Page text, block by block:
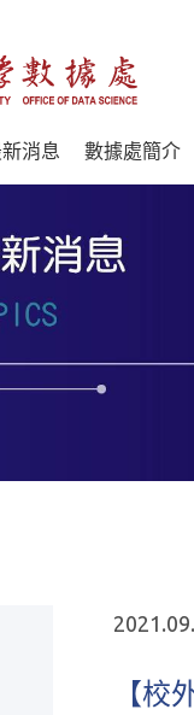
消息 數據處簡介
【校